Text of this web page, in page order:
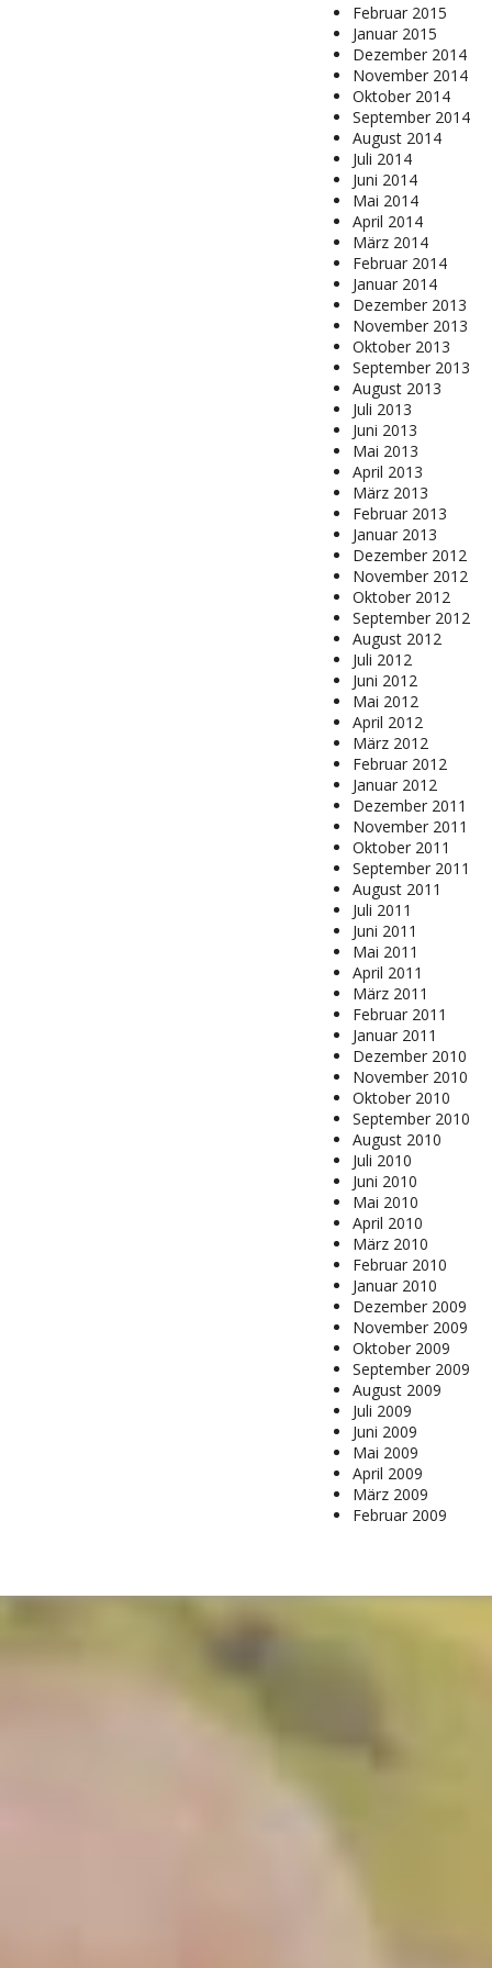
Februar 2015
Januar 2015
Dezember 2014
November 2014
Oktober 2014
September 2014
August 2014
Juli 2014
Juni 2014
Mai 2014
April 2014
März 2014
Februar 2014
Januar 2014
Dezember 2013
November 2013
Oktober 2013
September 2013
August 2013
Juli 2013
Juni 2013
Mai 2013
April 2013
März 2013
Februar 2013
Januar 2013
Dezember 2012
November 2012
Oktober 2012
September 2012
August 2012
Juli 2012
Juni 2012
Mai 2012
April 2012
März 2012
Februar 2012
Januar 2012
Dezember 2011
November 2011
Oktober 2011
September 2011
August 2011
Juli 2011
Juni 2011
Mai 2011
April 2011
März 2011
Februar 2011
Januar 2011
Dezember 2010
November 2010
Oktober 2010
September 2010
August 2010
Juli 2010
Juni 2010
Mai 2010
April 2010
März 2010
Februar 2010
Januar 2010
Dezember 2009
November 2009
Oktober 2009
September 2009
August 2009
Juli 2009
Juni 2009
Mai 2009
April 2009
März 2009
Februar 2009